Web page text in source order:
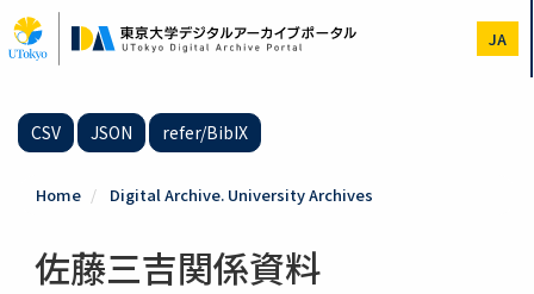
to
main
JA
CSV JSON refer/BibIX
Home Digital Archive. University Archives
佐藤三吉関係資料